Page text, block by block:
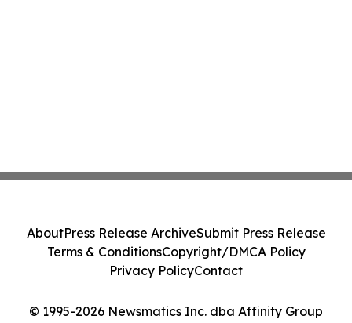
© 1995-2026 Newsmatics Inc. dba Affinity Group
AboutPress Release ArchiveSubmit Press Release
Terms & ConditionsCopyright/DMCA Policy
Privacy PolicyContact